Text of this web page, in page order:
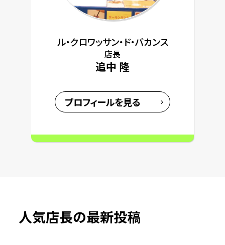
ル・クロワッサン・ド・バカンス
店長
追中 隆
プロフィールを見る
人気店長の最新投稿